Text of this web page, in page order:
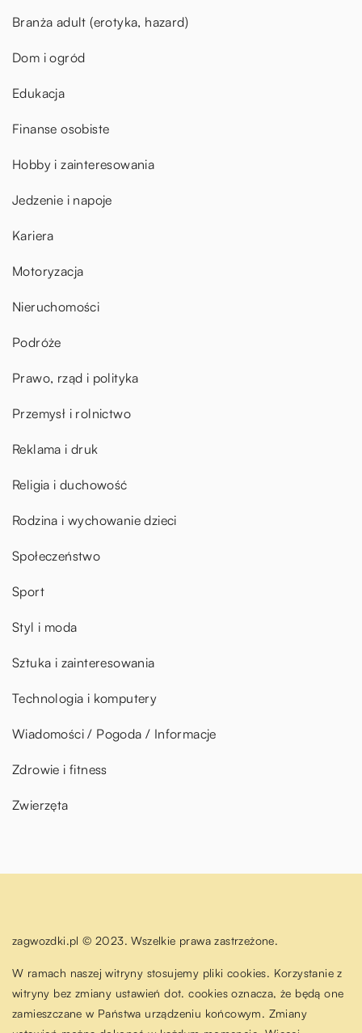
Branża adult (erotyka, hazard)
Dom i ogród
Edukacja
Finanse osobiste
Hobby i zainteresowania
Jedzenie i napoje
Kariera
Motoryzacja
Nieruchomości
Podróże
Prawo, rząd i polityka
Przemysł i rolnictwo
Reklama i druk
Religia i duchowość
Rodzina i wychowanie dzieci
Społeczeństwo
Sport
Styl i moda
Sztuka i zainteresowania
Technologia i komputery
Wiadomości / Pogoda / Informacje
Zdrowie i fitness
Zwierzęta
zagwozdki.pl © 2023. Wszelkie prawa zastrzeżone.
W ramach naszej witryny stosujemy pliki cookies. Korzystanie z
witryny bez zmiany ustawień dot. cookies oznacza, że będą one
zamieszczane w Państwa urządzeniu końcowym. Zmiany